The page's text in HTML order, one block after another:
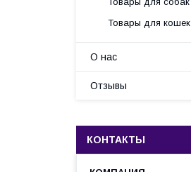
Товары для кошек
О нас
Отзывы
КОНТАКТЫ